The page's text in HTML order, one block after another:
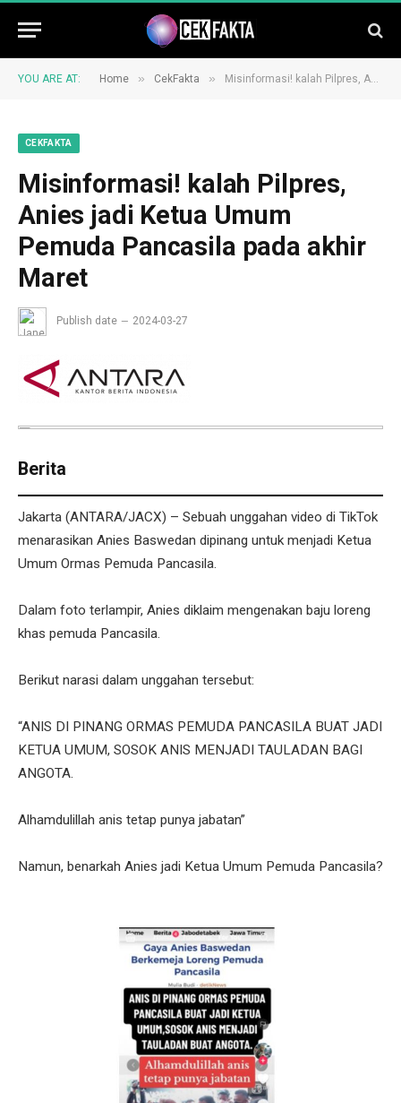
YOU ARE AT: Home » CekFakta » Misinformasi! kalah Pilpres, Anies jadi Ketua Umum Pemuda Pancasila pada akhir Maret
CEKFAKTA
Misinformasi! kalah Pilpres,
Anies jadi Ketua Umum
Pemuda Pancasila pada akhir
Maret
Publish date 2024-03-27
Berita
Jakarta (ANTARA/JACX) – Sebuah unggahan video di TikTok
menarasikan Anies Baswedan dipinang untuk menjadi Ketua
Umum Ormas Pemuda Pancasila.
Dalam foto terlampir, Anies diklaim mengenakan baju loreng
khas pemuda Pancasila.
Berikut narasi dalam unggahan tersebut:
“ANIS DI PINANG ORMAS PEMUDA PANCASILA BUAT JADI
KETUA UMUM, SOSOK ANIS MENJADI TAULADAN BAGI
ANGOTA.
Alhamdulillah anis tetap punya jabatan”
Namun, benarkah Anies jadi Ketua Umum Pemuda Pancasila?